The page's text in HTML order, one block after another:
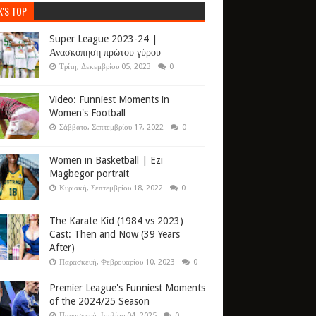
TOP
Super League 2023-24 |
Ανασκόπηση πρώτου γύρου
Τρίτη, Δεκεμβρίου 05, 2023 0
Video: Funniest Moments in
Women's Football
Σάββατο, Σεπτεμβρίου 17, 2022 0
Women in Basketball | Ezi
Magbegor portrait
Κυριακή, Σεπτεμβρίου 18, 2022 0
The Karate Kid (1984 vs 2023)
Cast: Then and Now (39 Years
After)
Παρασκευή, Φεβρουαρίου 10, 2023 0
Premier League's Funniest Moments
of the 2024/25 Season